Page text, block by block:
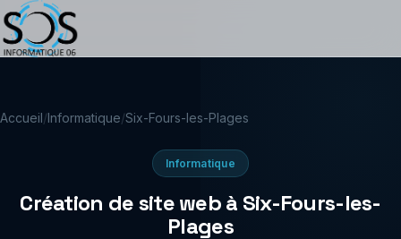
Accueil/Informatique/Six-Fours-les-Plages
Informatique
Création de site web à Six-Fours-les-
Plages